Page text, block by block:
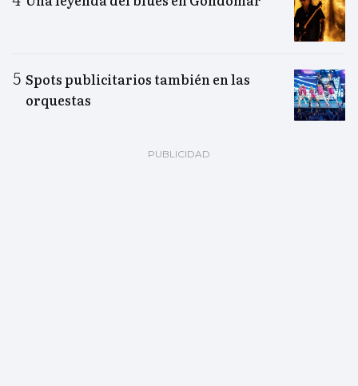
Spots publicitarios también en las
orquestas